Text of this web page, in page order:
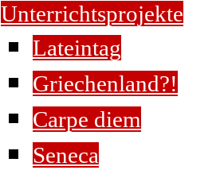
Unterrichtsprojekte
Lateintag
Griechenland?!
Carpe diem
Seneca